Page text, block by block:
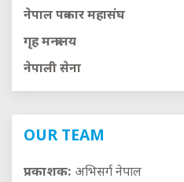
नेपाल पत्रकार महासंघ
गृह मन्त्रालय
नेपाली सेना
OUR TEAM
प्रकाशक: अभिसर्ग नेपाल